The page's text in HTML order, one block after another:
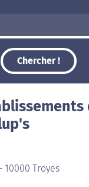
Chercher !
10000 Troyes